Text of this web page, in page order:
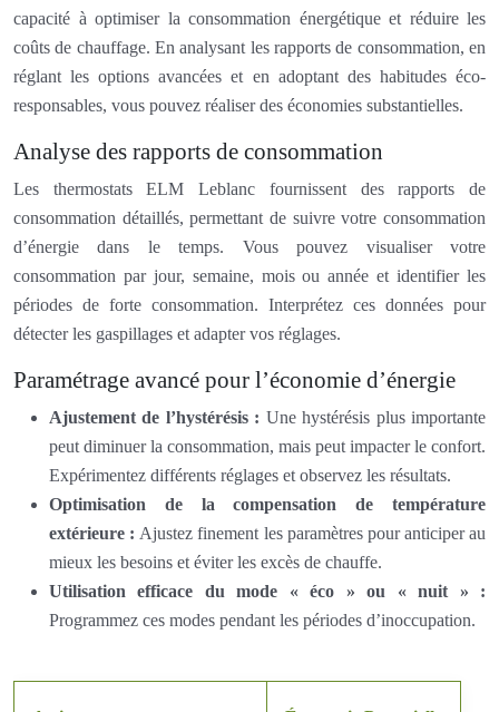
capacité à optimiser la consommation énergétique et réduire les
coûts de chauffage. En analysant les rapports de consommation, en
réglant les options avancées et en adoptant des habitudes éco-
responsables, vous pouvez réaliser des économies substantielles.
Analyse des rapports de consommation
Les thermostats ELM Leblanc fournissent des rapports de
consommation détaillés, permettant de suivre votre consommation
d’énergie dans le temps. Vous pouvez visualiser votre
consommation par jour, semaine, mois ou année et identifier les
périodes de forte consommation. Interprétez ces données pour
détecter les gaspillages et adapter vos réglages.
Paramétrage avancé pour l’économie d’énergie
Ajustement de l’hystérésis : Une hystérésis plus importante
peut diminuer la consommation, mais peut impacter le confort.
Expérimentez différents réglages et observez les résultats.
Optimisation de la compensation de température
extérieure : Ajustez finement les paramètres pour anticiper au
mieux les besoins et éviter les excès de chauffe.
Utilisation efficace du mode « éco » ou « nuit » :
Programmez ces modes pendant les périodes d’inoccupation.